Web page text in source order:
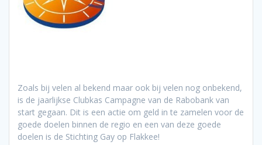
Zoals bij velen al bekend maar ook bij velen nog onbekend,
is de jaarlijkse Clubkas Campagne van de Rabobank van
start gegaan. Dit is een actie om geld in te zamelen voor de
goede doelen binnen de regio en een van deze goede
doelen is de Stichting Gay op Flakkee!